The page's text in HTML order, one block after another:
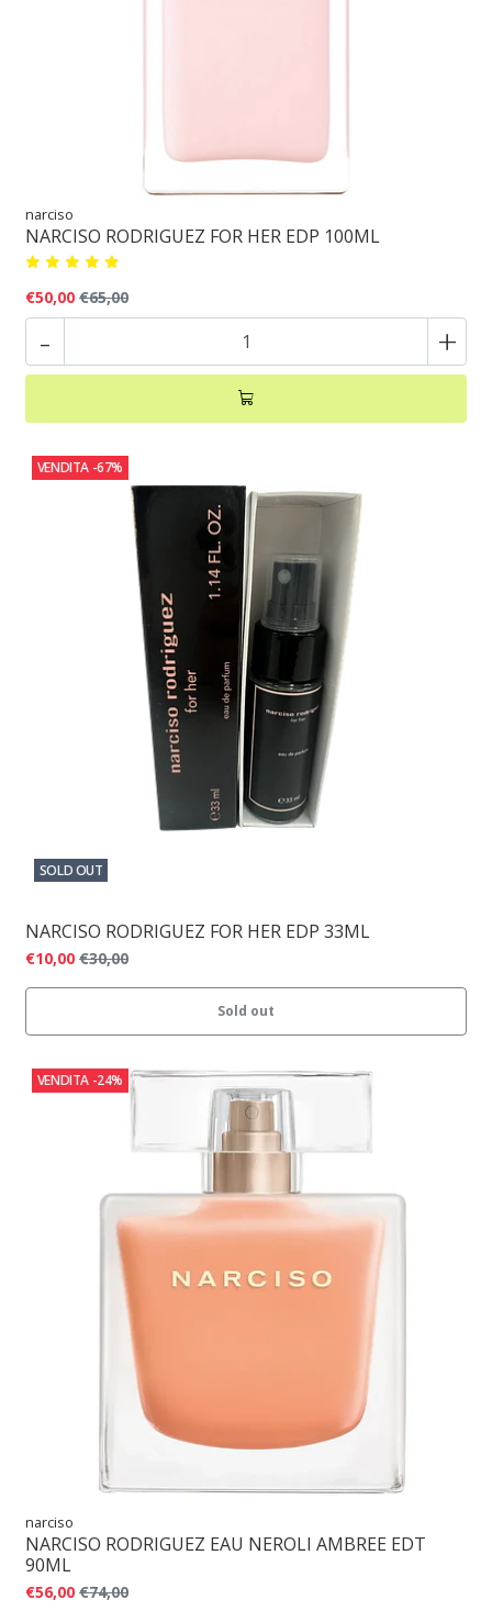
narciso
NARCISO RODRIGUEZ FOR HER EDP 100ML
€50,00 €65,00
- +
VENDITA -67%
SOLD OUT
NARCISO RODRIGUEZ FOR HER EDP 33ML
€10,00 €30,00
Sold out
VENDITA -24%
narciso
NARCISO RODRIGUEZ EAU NEROLI AMBREE EDT
90ML
€56,00 €74,00